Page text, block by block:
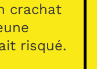
crachat
risqué.